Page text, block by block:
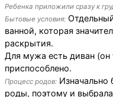
Ребенка приложили сразу к
Бытовые условия:
ванной, которая
раскрытия.
Для мужа есть диван (он
приспособлено.
Процесс родов: Изначально
роды, поэтому и